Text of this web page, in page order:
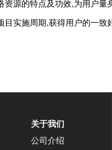
源的特点及功效,为用户
目实施周期,获得用户的一致
关于我们
公司介绍